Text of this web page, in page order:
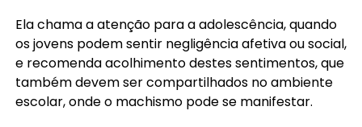
Ela chama a atenção para a adolescência, quando
os jovens podem sentir negligência afetiva ou social,
e recomenda acolhimento destes sentimentos, que
também devem ser compartilhados no ambiente
escolar, onde o machismo pode se manifestar.